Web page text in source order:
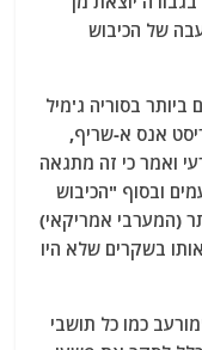
של הכיבוש
בסוריה ג'מיל
אנס א-שריף,
ואמר כי זה מתגאה
ובסוף "הכיבוש
(המערבי אמריקאי)
בשקרים שלא היו
כמו כל תושבי